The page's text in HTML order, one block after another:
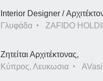
Interior Designer /
Γλυφάδα
ZAFIDO
Ζητείται Αρχιτέκτονας,
Κύπρος, Λευκωσια